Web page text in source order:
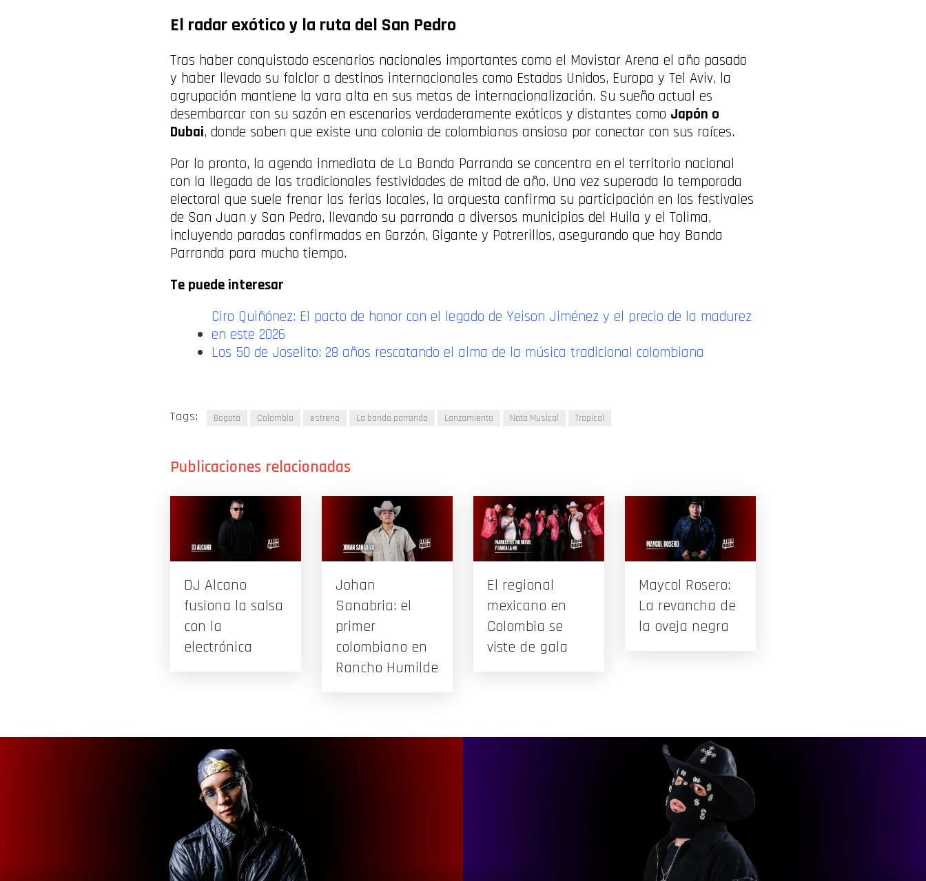
El radar exótico y la ruta del San Pedro
Tras haber conquistado escenarios nacionales importantes como el Movistar Arena el año pasado
y haber llevado su folclor a destinos internacionales como Estados Unidos, Europa y Tel Aviv, la
agrupación mantiene la vara alta en sus metas de internacionalización. Su sueño actual es
desembarcar con su sazón en escenarios verdaderamente exóticos y distantes como Japón o
Dubai, donde saben que existe una colonia de colombianos ansiosa por conectar con sus raíces.
Por lo pronto, la agenda inmediata de La Banda Parranda se concentra en el territorio nacional
con la llegada de las tradicionales festividades de mitad de año. Una vez superada la temporada
electoral que suele frenar las ferias locales, la orquesta confirma su participación en los festivales
de San Juan y San Pedro, llevando su parranda a diversos municipios del Huila y el Tolima,
incluyendo paradas confirmadas en Garzón, Gigante y Potrerillos, asegurando que hay Banda
Parranda para mucho tiempo.
Te puede interesar
Ciro Quiñónez: El pacto de honor con el legado de Yeison Jiménez y el precio de la madurez
en este 2026
Los 50 de Joselito: 28 años rescatando el alma de la música tradicional colombiana
Tags: Bogotá Colombia estreno La banda parranda Lanzamiento Nota Musical Tropical
DJ Alcano
fusiona la salsa
con la
electrónica
Johan
Sanabria: el
primer
colombiano en
Rancho Humilde
El regional
mexicano en
Colombia se
viste de gala
Maycol Rosero:
La revancha de
la oveja negra